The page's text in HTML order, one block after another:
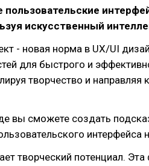
пользовательские
искусственный
- новая норма в UX/UI
для быстрого и
творчество и направляя
вы сможете создать
интерфейса
творческий потенциал. Эта